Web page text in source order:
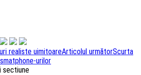
realiste uimitoareArticolul următorScurta
urilor
sectiune